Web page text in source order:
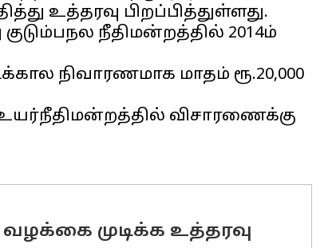
உத்தரவு பிறப்பித்துள்ளது.
நீதிமன்றத்தில் 2014ம்
நிவாரணமாக மாதம் ரூ.20,000
விசாரணைக்கு
முடிக்க உத்தரவு